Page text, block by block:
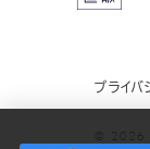
プライバ
© 2026